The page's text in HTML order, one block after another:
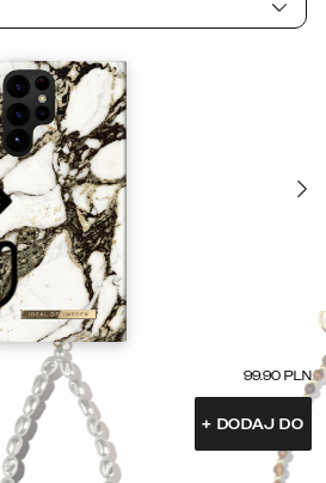
99.90 PLN
+ DODAJ DO